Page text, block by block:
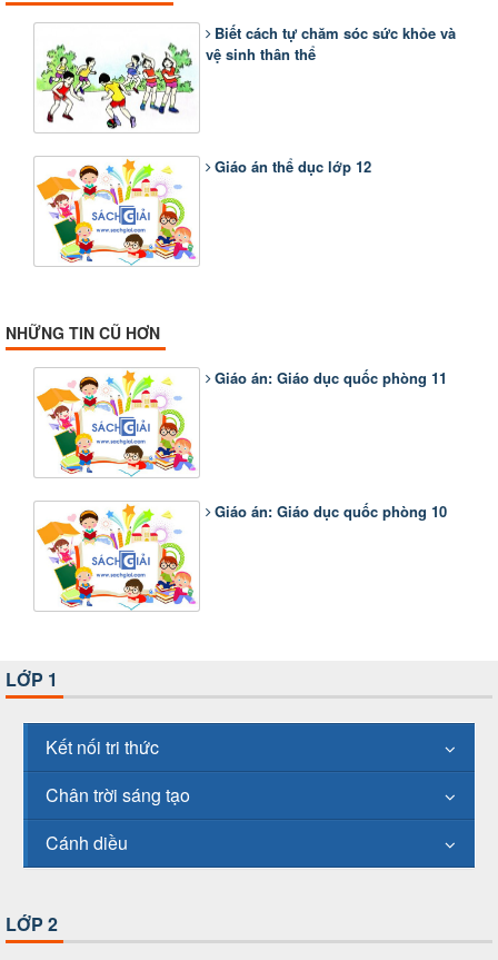
Biết cách tự chăm sóc sức khỏe và
vệ sinh thân thể
Giáo án thể dục lớp 12
NHỮNG TIN CŨ HƠN
Giáo án: Giáo dục quốc phòng 11
Giáo án: Giáo dục quốc phòng 10
LỚP 1
Kết nối tri thức
Chân trời sáng tạo
Cánh diều
LỚP 2